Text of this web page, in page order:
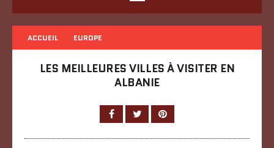
ACCUEIL EUROPE
LES MEILLEURES VILLES À VISITER EN
ALBANIE